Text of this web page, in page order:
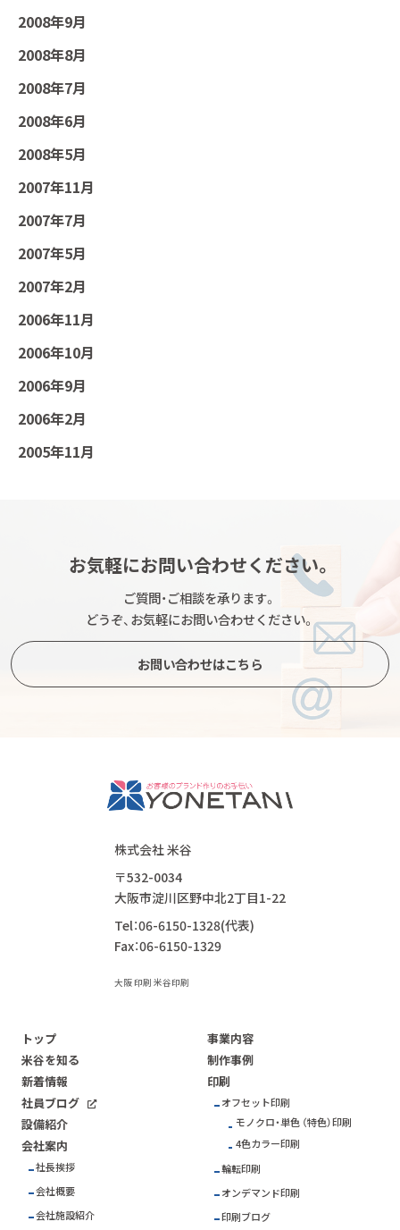
2008年9月
2008年8月
2008年7月
2008年6月
2008年5月
2007年11月
2007年7月
2007年5月
2007年2月
2006年11月
2006年10月
2006年9月
2006年2月
2005年11月
お気軽にお問い合わせください。
ご質問・ご相談を承ります。
どうぞ、お気軽にお問い合わせください。
お問い合わせはこちら
株式会社 米谷
〒532-0034
大阪市淀川区野中北2丁目1-22
Tel：06-6150-1328(代表)
Fax：06-6150-1329
大阪 印刷 米谷印刷
トップ
米谷を知る
新着情報
社員ブログ
設備紹介
会社案内
社長挨拶
会社概要
会社施設紹介
事業内容
制作事例
印刷
オフセット印刷
モノクロ・単色 （特色）印刷
4色カラー印刷
輪転印刷
オンデマンド印刷
印刷ブログ